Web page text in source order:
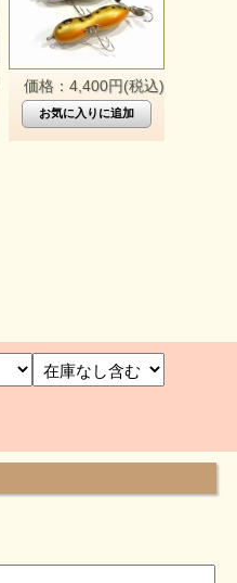
価格：4,400円(税込)